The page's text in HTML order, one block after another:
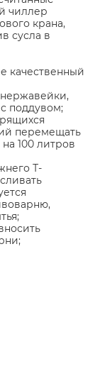
чиллер
крана,
сусла в
качественный
поддувом;
перемещать
100 литров
Т-